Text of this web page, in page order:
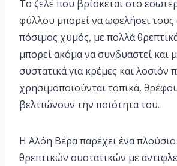
Το ζελέ που βρίσκεται στο
φύλλου μπορεί να ωφελήσει
πόσιμος χυμός, με πολλά
μπορεί ακόμα να συνδυαστεί και
συστατικά για κρέμες και λοσιόν
χρησιμοποιούνται τοπικά,
βελτιώνουν την ποιότητα του.
Η Αλόη Βέρα παρέχει ένα
θρεπτικών συστατικών με